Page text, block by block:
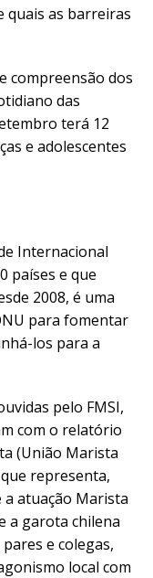
quais as barreiras
compreensão dos
das
terá 12
e adolescentes
Internacional
países e que
2008, é uma
para fomentar
los para a
pelo FMSI,
com o relatório
(União Marista
representa,
a atuação Marista
a garota chilena
e colegas,
local com